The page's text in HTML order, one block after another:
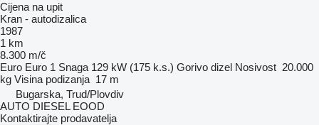
Cijena na upit
Kran - autodizalica
1987
1 km
8.300 m/č
Euro Euro 1 Snaga 129 kW (175 k.s.) Gorivo dizel Nosivost 20.000
kg Visina podizanja 17 m
Bugarska, Trud/Plovdiv
AUTO DIESEL EOOD
Kontaktirajte prodavatelja